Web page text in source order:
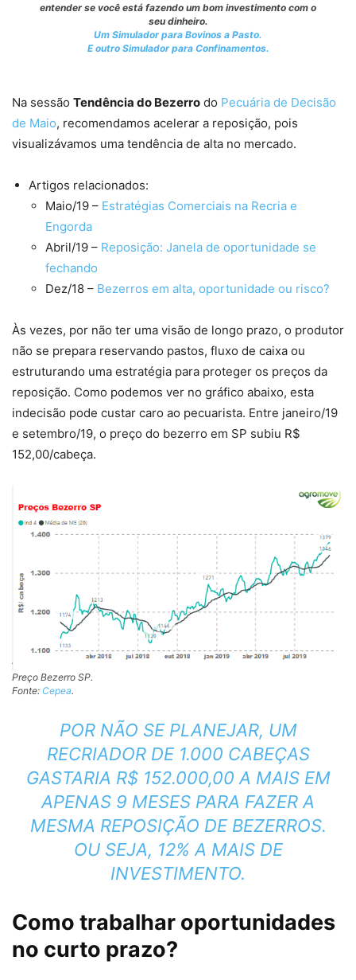
entender se você está fazendo um bom investimento com o
seu dinheiro.
Um Simulador para Bovinos a Pasto.
E outro Simulador para Confinamentos.
Na sessão Tendência do Bezerro do Pecuária de Decisão
de Maio, recomendamos acelerar a reposição, pois
visualizávamos uma tendência de alta no mercado.
Artigos relacionados:
Maio/19 – Estratégias Comerciais na Recria e
Engorda
Abril/19 – Reposição: Janela de oportunidade se
fechando
Dez/18 – Bezerros em alta, oportunidade ou risco?
Às vezes, por não ter uma visão de longo prazo, o produtor
não se prepara reservando pastos, fluxo de caixa ou
estruturando uma estratégia para proteger os preços da
reposição. Como podemos ver no gráfico abaixo, esta
indecisão pode custar caro ao pecuarista. Entre janeiro/19
e setembro/19, o preço do bezerro em SP subiu R$
152,00/cabeça.
Preço Bezerro SP.
Fonte: Cepea.
POR NÃO SE PLANEJAR, UM
RECRIADOR DE 1.000 CABEÇAS
GASTARIA R$ 152.000,00 A MAIS EM
APENAS 9 MESES PARA FAZER A
MESMA REPOSIÇÃO DE BEZERROS.
OU SEJA, 12% A MAIS DE
INVESTIMENTO.
Como trabalhar oportunidades
no curto prazo?